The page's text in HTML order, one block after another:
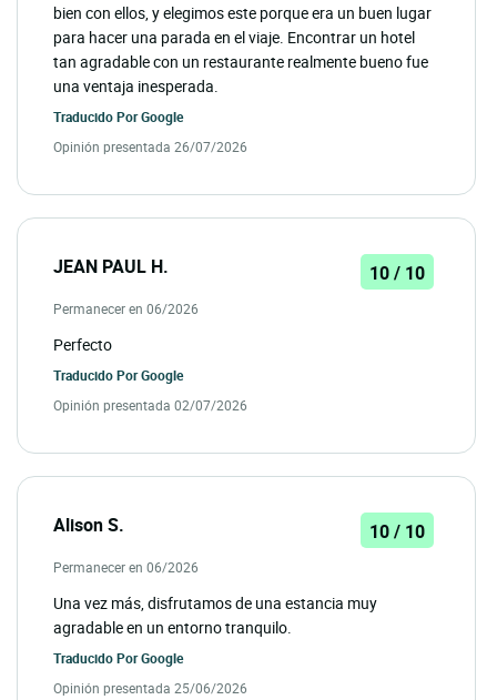
bien con ellos, y elegimos este porque era un buen lugar
para hacer una parada en el viaje. Encontrar un hotel
tan agradable con un restaurante realmente bueno fue
una ventaja inesperada.
Traducido PorGoogle
Opinión presentada 26/07/2026
JEAN PAUL H. 10 / 10
Permanecer en 06/2026
Perfecto
Traducido PorGoogle
Opinión presentada 02/07/2026
Alison S. 10 / 10
Permanecer en 06/2026
Una vez más, disfrutamos de una estancia muy
agradable en un entorno tranquilo.
Traducido PorGoogle
Opinión presentada 25/06/2026